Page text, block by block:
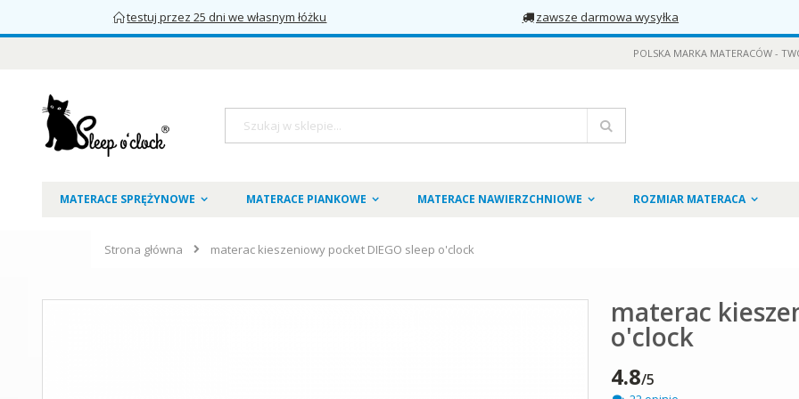
testuj przez 25 dni we własnym łóżku zawsze darmowa wysyłka
POLSKA MARKA MATERACÓW -
Szukaj
MATERACE SPRĘŻYNOWE MATERACE PIANKOWE MATERACE NAWIERZCHNIOWE ROZMIAR MATERACA
Strona główna materac kieszeniowy pocket DIEGO sleep o'clock
materac
o'clock
4.8/5